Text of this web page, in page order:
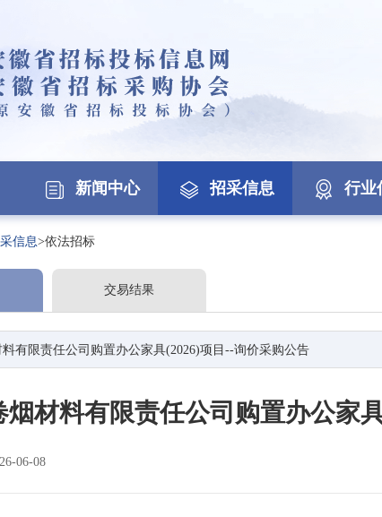
新闻中心 招采信息 行业
信息>依法招标
交易结果
有限责任公司购置办公家具(2026)项目--询价采购公告
烟材料有限责任公司购置办公家
06-08